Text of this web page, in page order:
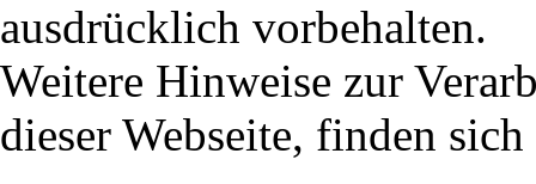
ausdrücklich vorbehalten.
Weitere Hinweise zur
dieser Webseite, finden